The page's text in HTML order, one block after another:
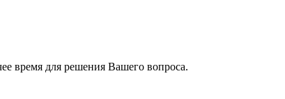
время для решения Вашего вопроса.